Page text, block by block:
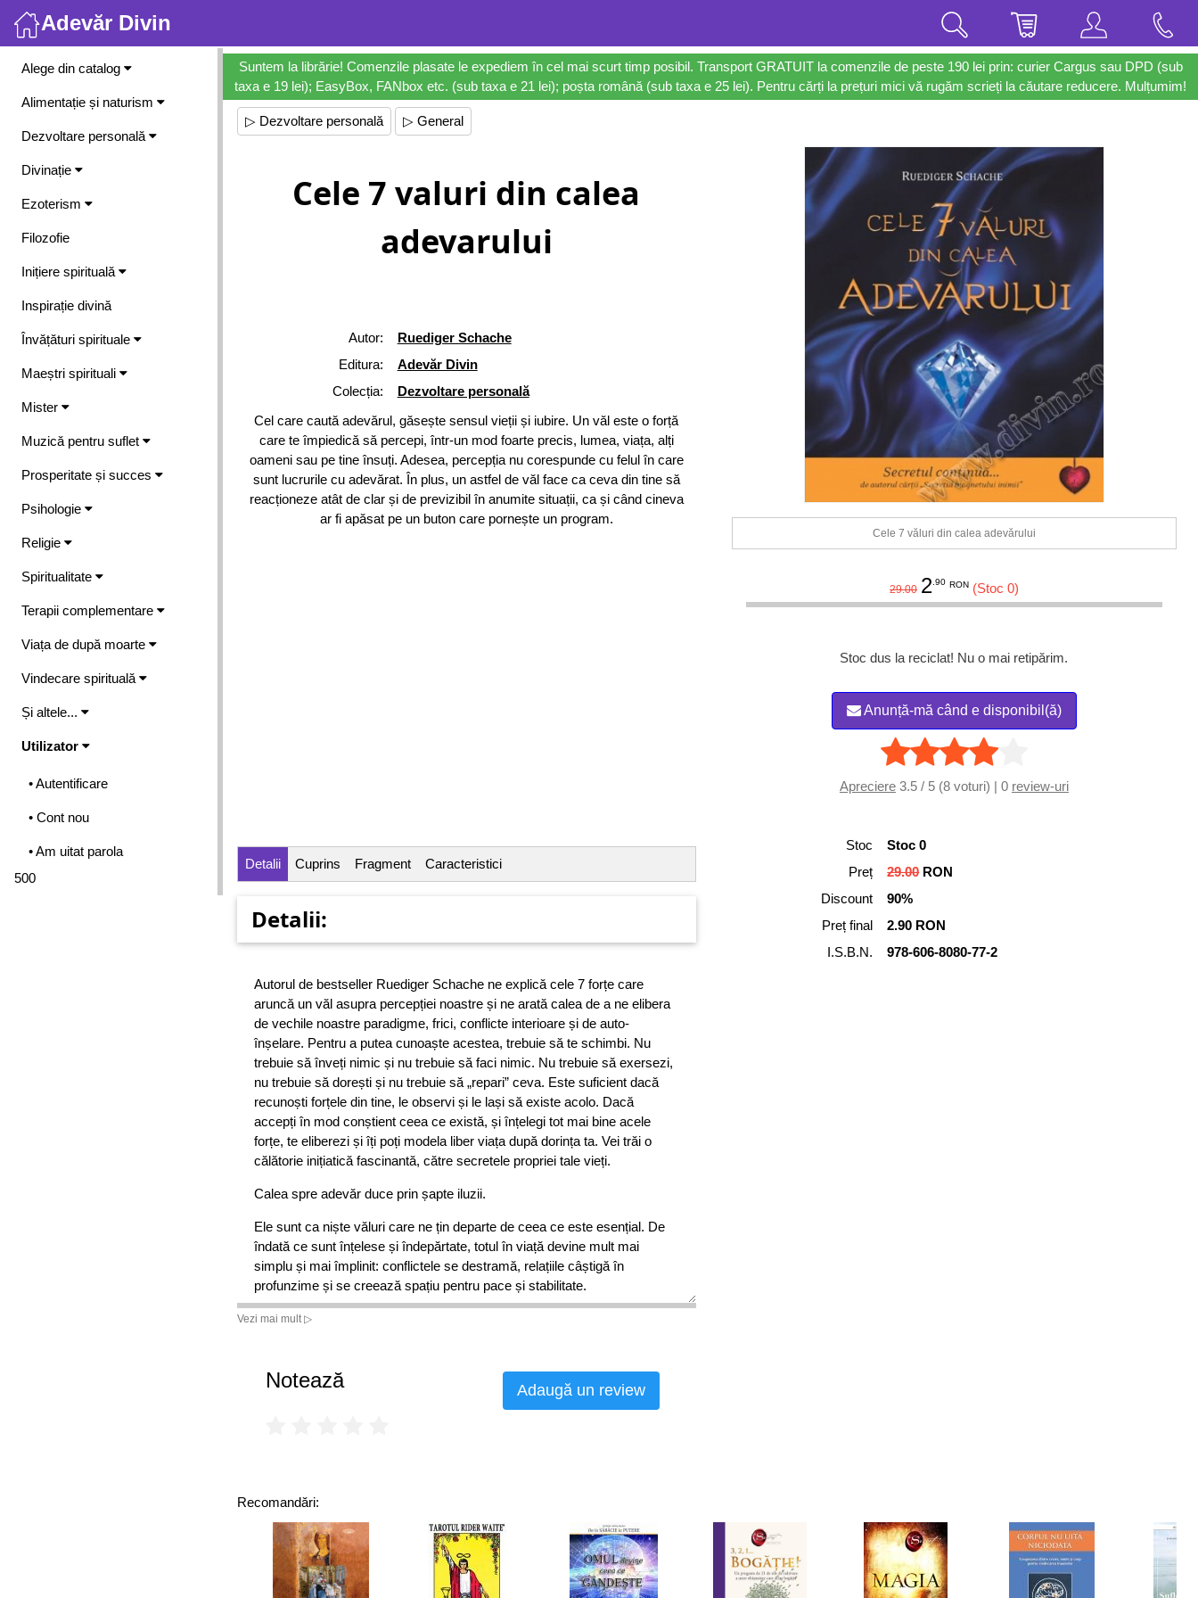
Adevăr Divin
Meniu
Alege din catalog
Alimentație și naturism
Dezvoltare personală
Divinație
Ezoterism
Filozofie
Inițiere spirituală
Inspirație divină
Învățături spirituale
Maeștri spirituali
Mister
Muzică pentru suflet
Prosperitate și succes
Psihologie
Religie
Spiritualitate
Terapii complementare
Viața de după moarte
Vindecare spirituală
Și altele...
Utilizator
• Autentificare
• Cont nou
• Am uitat parola
500
Suntem la librărie! Comenzile plasate le expediem în cel mai scurt timp posibil. Transport GRATUIT la comenzile de peste 190 lei prin: curier Cargus sau DPD (sub
taxa e 19 lei); EasyBox, FANbox etc. (sub taxa e 21 lei); poșta română (sub taxa e 25 lei). Pentru cărți la prețuri mici vă rugăm scrieți la căutare reducere. Mulțumim!
▷ Dezvoltare personală ▷ General
Cele 7 valuri din calea
adevarului
Autor:
Ruediger Schache
Editura:
Adevăr Divin
Colecția:
Dezvoltare personală
Cel care caută adevărul, găsește sensul vieții și iubire. Un văl este o forță
care te împiedică să percepi, într-un mod foarte precis, lumea, viața, alți
oameni sau pe tine însuți. Adesea, percepția nu corespunde cu felul în care
sunt lucrurile cu adevărat. În plus, un astfel de văl face ca ceva din tine să
reacționeze atât de clar și de previzibil în anumite situații, ca și când cineva
ar fi apăsat pe un buton care pornește un program.
Cele 7 văluri din calea adevărului
29.00 2 .90 RON (Stoc 0)
Stoc dus la reciclat! Nu o mai retipărim.
Anunță-mă când e disponibil(ă)
Apreciere3.5 / 5 (8 voturi) | 0 review-uri
Detalii Cuprins Fragment Caracteristici
Detalii:
Autorul de bestseller Ruediger Schache ne explică cele 7 forțe care
aruncă un văl asupra percepției noastre și ne arată calea de a ne elibera
de vechile noastre paradigme, frici, conflicte interioare și de auto-
înșelare. Pentru a putea cunoaște acestea, trebuie să te schimbi. Nu
trebuie să înveți nimic și nu trebuie să faci nimic. Nu trebuie să exersezi,
nu trebuie să dorești și nu trebuie să „repari” ceva. Este suficient dacă
recunoști forțele din tine, le observi și le lași să existe acolo. Dacă
accepți în mod conștient ceea ce există, și înțelegi tot mai bine acele
forțe, te eliberezi și îți poți modela liber viața după dorința ta. Vei trăi o
călătorie inițiatică fascinantă, către secretele propriei tale vieți.
Calea spre adevăr duce prin șapte iluzii.
Ele sunt ca niște văluri care ne țin departe de ceea ce este esențial. De
îndată ce sunt înțelese și îndepărtate, totul în viață devine mult mai
simplu și mai împlinit: conflictele se destramă, relațiile câștigă în
profunzime și se creează spațiu pentru pace și stabilitate.
Ruediger Schache te poartă, în șapte pași, prin procesul de eliberare.
iubească tot mai mult, atât pe sine însuși cât și pe ceilalți.
Vezi mai mult ▷
Stoc
Stoc 0
Preț
29.00RON
Discount
90%
Preț final
2.90 RON
I.S.B.N.
978-606-8080-77-2
Notează Adaugă un review
Recomandări: